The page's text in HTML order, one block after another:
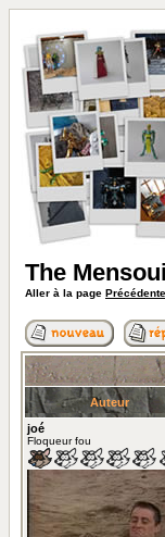
The
Aller à la page Précédente
Auteur
joé
Floqueur fou